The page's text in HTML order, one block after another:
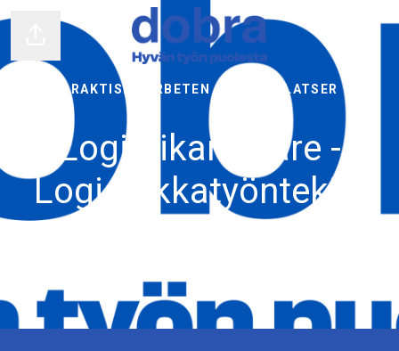
Dela sidan
PRAKTISKA ARBETEN · FLERA PLATSER
Logistikarbetare -
Logistiikkatyöntekijä